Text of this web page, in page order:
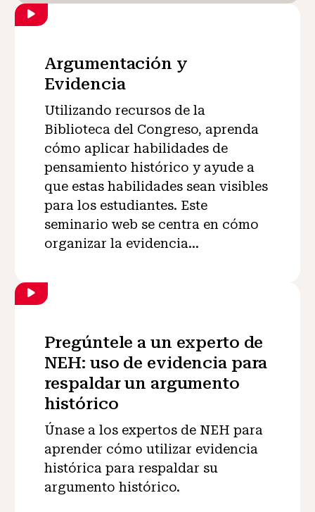
Argumentación y
Evidencia
Utilizando recursos de la
Biblioteca del Congreso, aprenda
cómo aplicar habilidades de
pensamiento histórico y ayude a
que estas habilidades sean visibles
para los estudiantes. Este
seminario web se centra en cómo
organizar la evidencia...
Pregúntele a un experto de
NEH: uso de evidencia para
respaldar un argumento
histórico
Únase a los expertos de NEH para
aprender cómo utilizar evidencia
histórica para respaldar su
argumento histórico.